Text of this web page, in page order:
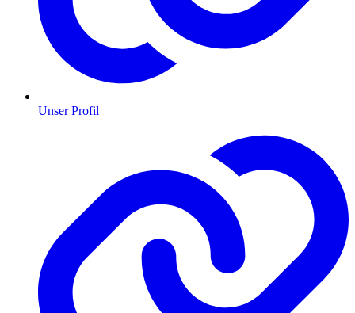
Unser Profil